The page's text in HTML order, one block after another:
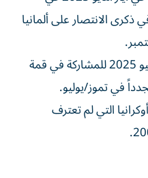
الانتصار على ألمانيا
كما أنه زار أوكرانيا في حزيران/يونيو 2025 للمشاركة في قمة
في تموز/يوليو.
التي لم تعترف